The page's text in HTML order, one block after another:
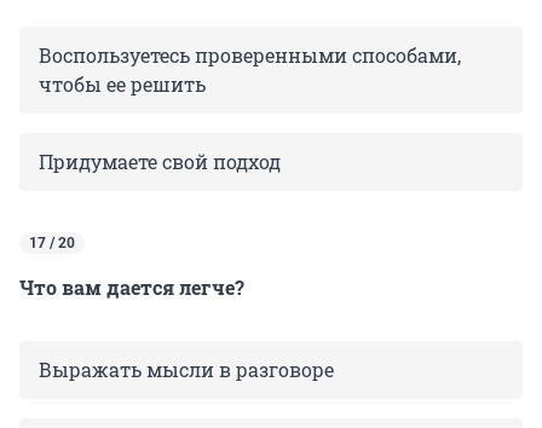
Воспользуетесь проверенными способами,
чтобы ее решить
Придумаете свой подход
17 / 20
Что вам дается легче?
Выражать мысли в разговоре